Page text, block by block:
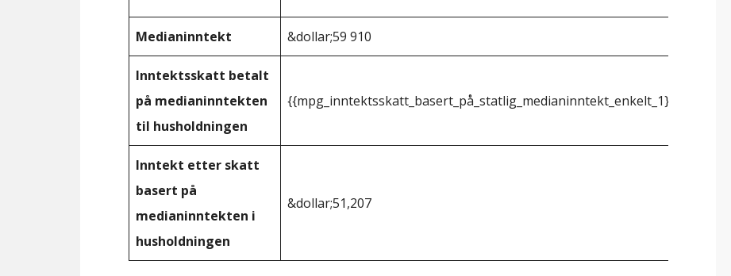
Medianinntekt &dollar;59 910
Inntektsskatt betalt
på medianinntekten
til husholdningen
{{mpg_inntektsskatt_basert_på_statlig_medianinntekt_enkelt_1}}
Inntekt etter skatt
basert på
medianinntekten i
husholdningen
&dollar;51,207 63